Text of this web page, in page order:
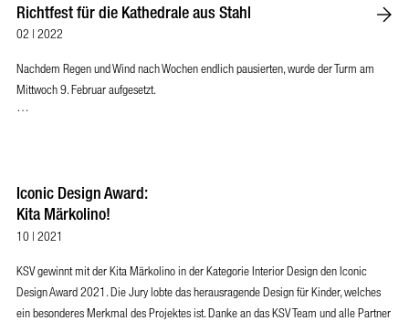
Richtfest für die Kathedrale aus Stahl
02 | 2022
Nachdem Regen und Wind nach Wochen endlich pausierten, wurde der Turm am
Mittwoch 9. Februar aufgesetzt.
…
Iconic Design Award:
Kita Märkolino!
10 | 2021
KSV gewinnt mit der Kita Märkolino in der Kategorie Interior Design den Iconic
Design Award 2021. Die Jury lobte das herausragende Design für Kinder, welches
ein besonderes Merkmal des Projektes ist. Danke an das KSV Team und alle Partner